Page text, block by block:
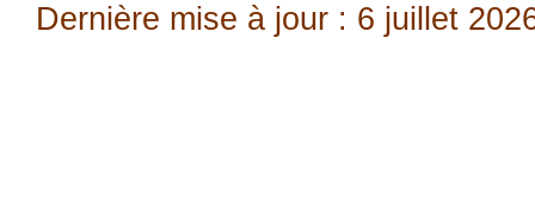
Dernière mise à jour : 6 juillet